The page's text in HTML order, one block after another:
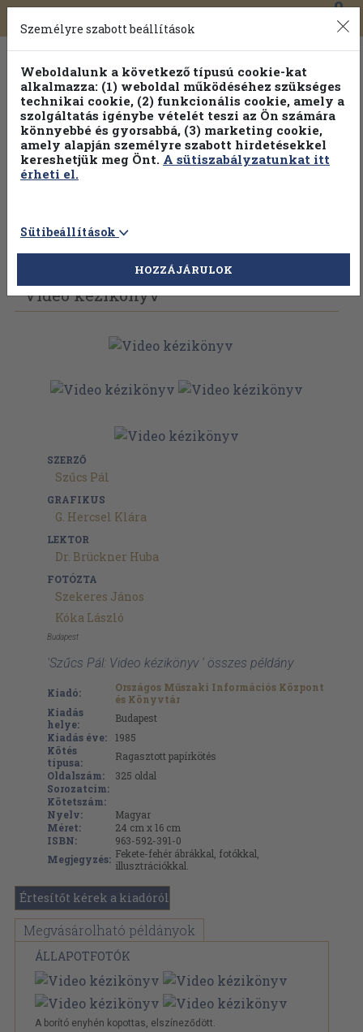
Toggle
navigation
0
Vissza az előző oldalra Válasszon példányt
Video kézikönyv
SZERZŐ
Szűcs Pál
GRAFIKUS
G. Hercsel Klára
LEKTOR
Dr. Brückner Huba
FOTÓZTA
Szekeres János
Kóka László
Budapest
'Szűcs Pál: Video kézikönyv ' összes példány
Kiadó:
Országos Műszaki Információs Központ
és Könyvtár
Kiadás
helye:
Budapest
Kiadás éve:
1985
Kötés
típusa:
Ragasztott papírkötés
Oldalszám:
325 oldal
Sorozatcím:
Kötetszám:
Nyelv:
Magyar
Méret:
24 cm x 16 cm
ISBN:
963-592-391-0
Megjegyzés: Fekete-fehér ábrákkal, fotókkal,
illusztrációkkal.
Értesítőt kérek a kiadóról
Megvásárolható példányok
ÁLLAPOTFOTÓK
A borító enyhén kopottas, elszíneződött.
Személyre szabott beállítások
Weboldalunk a következő típusú cookie-kat
alkalmazza: (1) weboldal működéséhez szükséges
technikai cookie, (2) funkcionális cookie, amely a
szolgáltatás igénybe vételét teszi az Ön számára
könnyebbé és gyorsabbá, (3) marketing cookie,
amely alapján személyre szabott hirdetésekkel
kereshetjük meg Önt. A sütiszabályzatunkat itt
érheti el.
Sütibeállítások
HOZZÁJÁRULOK